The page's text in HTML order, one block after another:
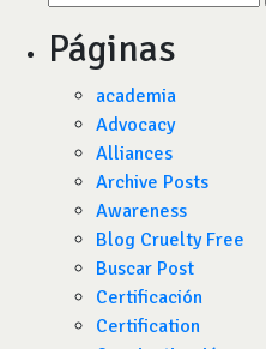
por:
Páginas
academia
Advocacy
Alliances
Archive Posts
Awareness
Blog Cruelty Free
Buscar Post
Certificación
Certification